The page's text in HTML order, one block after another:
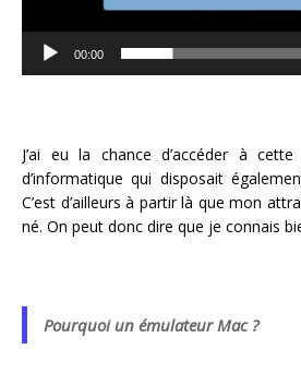
00:00
J’ai eu la chance d’accéder à
d’informatique qui disposait
C’est d’ailleurs à partir là que mon
né. On peut donc dire que je connais
Pourquoi un émulateur Mac ?